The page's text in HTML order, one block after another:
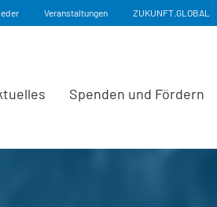
Veranstaltungen ZUKUNFT.GLOBAL
Spenden und Fördern